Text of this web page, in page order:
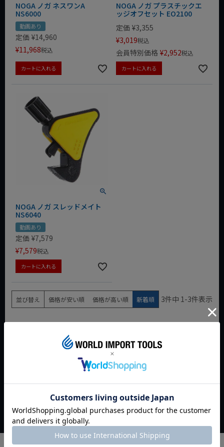
NOGA ノガ ネスワンA
NS6000
動画あり
定価 ¥14,960
¥11,968税込
カートに入れる
NOGA ノガ プラスチックエ
ッジオフセット EO2100
定価 ¥3,355
¥3,019税込
会員特別価格 ¥2,952税込
カートに入れる
NOGA ノガ スレッドメイト
NS6040
動画あり
定価 ¥7,579
¥7,579税込
カートに入れる
並び替え 価格が安い順 価格が高い順 新着順 3件中 1-3件表示
具ブランドで、面取り（バリ取り）工具や測定器具の分野で著
名です。手持ち式のバリ取りツールは交換可能なブレードで金
属から樹脂まで滑らかに面取りでき、機械加工後の仕上げ作業
ドやクーラントホースなども高品質で、製造現場や整備工場で
幅広く使われています。